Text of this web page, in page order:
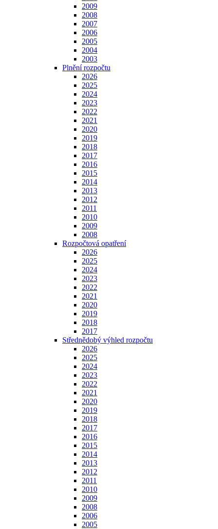
2009
2008
2007
2006
2005
2004
2003
Plnění rozpočtu
2026
2025
2024
2023
2022
2021
2020
2019
2018
2017
2016
2015
2014
2013
2012
2011
2010
2009
2008
Rozpočtová opatření
2026
2025
2024
2023
2022
2021
2020
2019
2018
2017
Střednědobý výhled rozpočtu
2026
2025
2024
2023
2022
2021
2020
2019
2018
2017
2016
2015
2014
2013
2012
2011
2010
2009
2008
2006
2005